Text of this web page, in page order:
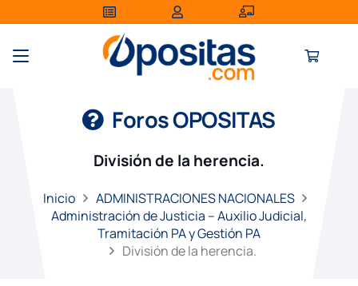
Foros OPOSITAS
División de la herencia.
Inicio
ADMINISTRACIONES NACIONALES
Administración de Justicia – Auxilio Judicial,
Tramitación PA y Gestión PA
División de la herencia.